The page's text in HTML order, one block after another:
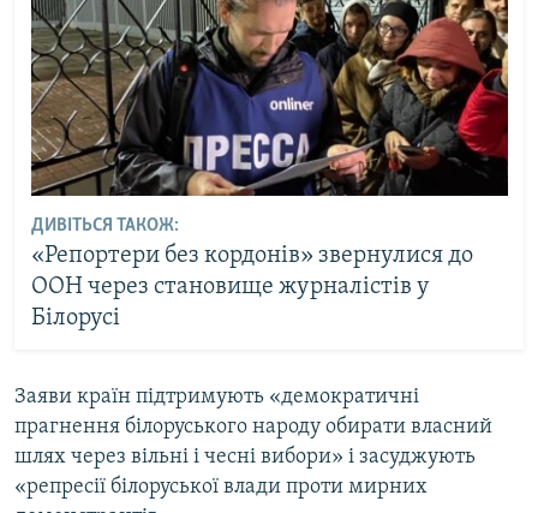
ДИВІТЬСЯ ТАКОЖ:
«Репортери без кордонів» звернулися до
ООН через становище журналістів у
Білорусі
Заяви країн підтримують «демократичні
прагнення білоруського народу обирати власний
шлях через вільні і чесні вибори» і засуджують
«репресії білоруської влади проти мирних